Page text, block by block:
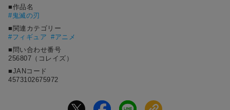
■作品名
# 鬼滅の刃
■関連カテゴリー
#フィギュア #アニメ
■問い合わせ番号
256807（コレイズ）
■JANコード
4573102675972